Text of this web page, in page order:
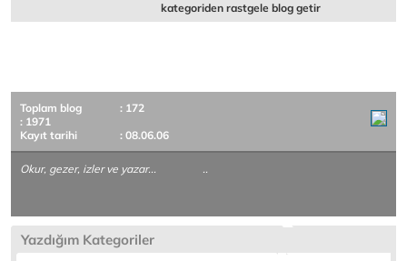
kategoriden rastgele blog getir
Toplam blog
: 172
: 1971
Kayıt tarihi
: 08.06.06
Okur, gezer, izler ve yazar... ..
Yazdığım Kategoriler